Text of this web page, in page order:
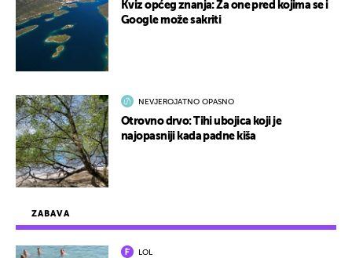
ZABAVA
LOL
Kviz općeg znanja: Za one pred kojima se i
Google može sakriti
NEVJEROJATNO OPASNO
Otrovno drvo: Tihi ubojica koji je
najopasniji kada padne kiša